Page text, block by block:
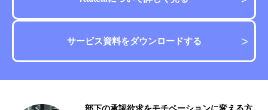
サービス資料をダウンロードする